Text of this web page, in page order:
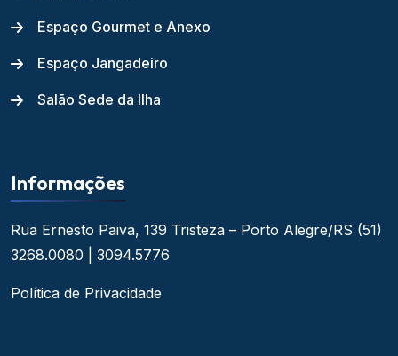
Espaço Gourmet e Anexo
Espaço Jangadeiro
Salão Sede da Ilha
Informações
Rua Ernesto Paiva, 139 Tristeza – Porto Alegre/RS (51)
3268.0080 | 3094.5776
Política de Privacidade